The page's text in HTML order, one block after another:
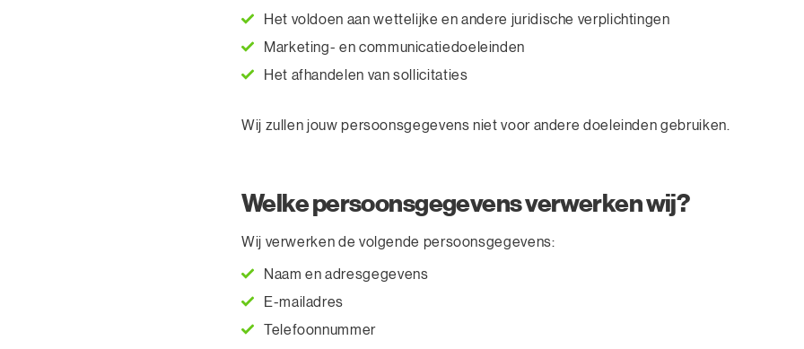
Het voldoen aan wettelijke en andere juridische verplichtingen
Marketing- en communicatiedoeleinden
Het afhandelen van sollicitaties
Wij zullen jouw persoonsgegevens niet voor andere doeleinden gebruiken.
Welke persoonsgegevens verwerken wij?
Wij verwerken de volgende persoonsgegevens:
Naam en adresgegevens
E-mailadres
Telefoonnummer